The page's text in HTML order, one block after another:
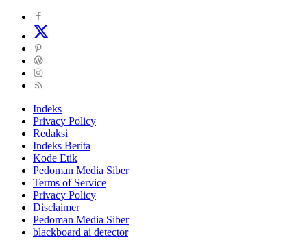
Indeks
Privacy Policy
Redaksi
Indeks Berita
Kode Etik
Pedoman Media Siber
Terms of Service
Privacy Policy
Disclaimer
Pedoman Media Siber
blackboard ai detector